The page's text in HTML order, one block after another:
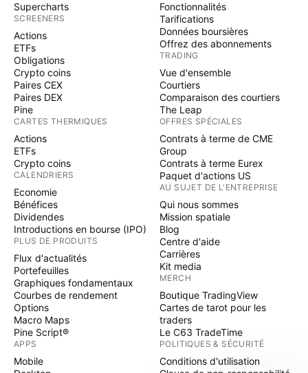
Supercharts
SCREENERS
Actions
ETFs
Obligations
Crypto coins
Paires CEX
Paires DEX
Pine
CARTES THERMIQUES
Actions
ETFs
Crypto coins
CALENDRIERS
Economie
Bénéfices
Dividendes
Introductions en bourse (IPO)
PLUS DE PRODUITS
Flux d'actualités
Portefeuilles
Graphiques fondamentaux
Courbes de rendement
Options
Macro Maps
Pine Script®
APPS
Mobile
Fonctionnalités
Tarifications
Données boursières
Offrez des abonnements
TRADING
Vue d'ensemble
Courtiers
Comparaison des courtiers
The Leap
OFFRES SPÉCIALES
Contrats à terme de CME
Group
Contrats à terme Eurex
Paquet d'actions US
AU SUJET DE L'ENTREPRISE
Qui nous sommes
Mission spatiale
Blog
Centre d'aide
Carrières
Kit media
MERCH
Boutique TradingView
Cartes de tarot pour les
traders
Le C63 TradeTime
POLITIQUES & SÉCURITÉ
Conditions d'utilisation